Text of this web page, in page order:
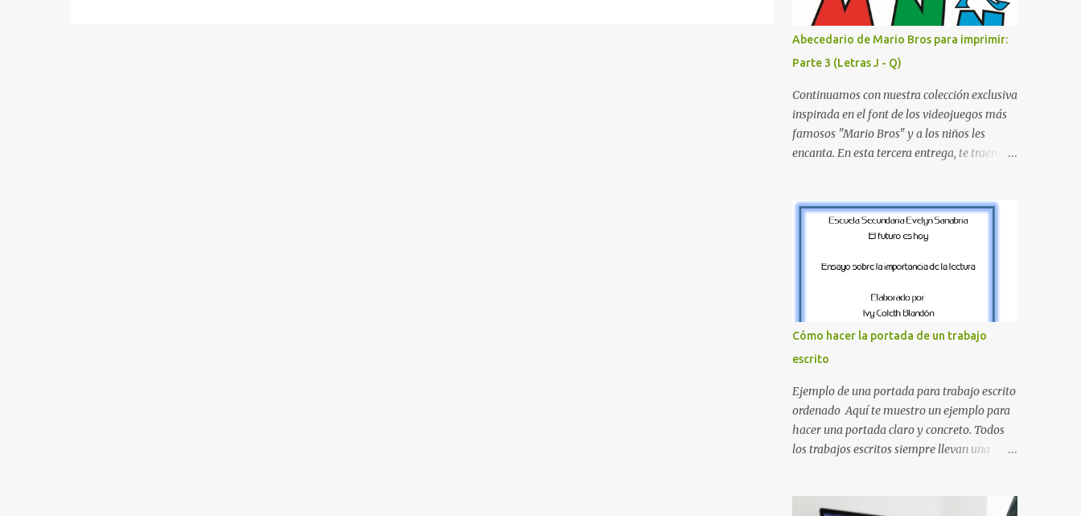
sección, el abecedario nos presenta:
Identidad Visual: Un diseño de bloques con
bordes negros gruesos que resaltan sobre
cualquier fondo. Paleta de Colores: Una
secuencia dinámica que alterna entre el rojo
de Mario, el verde de Luigi, y los tonos azul y
amarillo clásicos de los elementos del juego.
Contenido Actual: La imagen muestra la
divertido que define a toda la colección.
Primera parte del juego de letras in...
Abecedario de Mario Bros para imprimir:
Parte 3 (Letras J - Q)
Continuamos con nuestra colección exclusiva
inspirada en el font de los videojuegos más
famosos "Mario Bros" y a los niños les
encanta. En esta tercera entrega, te traemos
que hemos incluido la letra Ñ , esencial para
todos nuestros proyectos en español. Bloque
la Q ¿Qué incluye este bloque de letras? En
imágenes individuales en alta resolución de
las siguientes letras: Letras vibrantes : La J y
la M en el clásico rojo de la gorra de Mario.
Tonos azules : La K y la Ñ , que destacan por
su diseño limpio y audaz. Colores
secundarios : La L y la Q en amarillo
brillante, junto con la N y la P en un verde
inspirado en los niveles de los juegos.
carac...
Cómo hacer la portada de un trabajo
escrito
Ejemplo de una portada para trabajo escrito
ordenado Aquí te muestro un ejemplo para
hacer una portada claro y concreto. Todos
los trabajos escritos siempre llevan una
portada con todos los datos que se necesitan